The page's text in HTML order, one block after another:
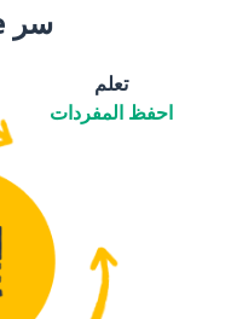
سر Memrise
تعلم
احفظ المفردات